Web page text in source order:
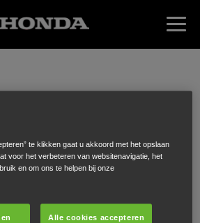
, 2172 HV
te klikken gaat u akkoord met het opslaan
voor het verbeteren van websitenavigatie, het
en om ons te helpen bij onze
Alle cookies accepteren